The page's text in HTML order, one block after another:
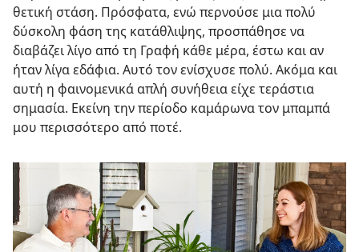
θετική στάση. Πρόσφατα, ενώ περνούσε μια πολύ
δύσκολη φάση της κατάθλιψης, προσπάθησε να
διαβάζει λίγο από τη Γραφή κάθε μέρα, έστω και αν
ήταν λίγα εδάφια. Αυτό τον ενίσχυσε πολύ. Ακόμα και
αυτή η φαινομενικά απλή συνήθεια είχε τεράστια
σημασία. Εκείνη την περίοδο καμάρωνα τον μπαμπά
μου περισσότερο από ποτέ.